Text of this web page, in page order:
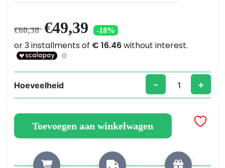
€60,38
Oorspronkelijke
prijs
was:
€60,38.
€49,39 prijs
is:
-18%
Hoeveelheid
Set
van
hars"EPOXY
•
complete
- +
Toevoegen aan winkelwagen